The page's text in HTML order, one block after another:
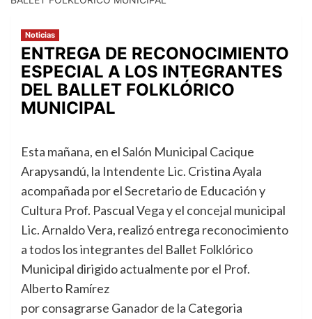
Noticias
ENTREGA DE RECONOCIMIENTO
ESPECIAL A LOS INTEGRANTES
DEL BALLET FOLKLÓRICO
MUNICIPAL
Esta mañana, en el Salón Municipal Cacique
Arapysandú, la Intendente Lic. Cristina Ayala
acompañada por el Secretario de Educación y
Cultura Prof. Pascual Vega y el concejal municipal
Lic. Arnaldo Vera, realizó entrega reconocimiento
a todos los integrantes del Ballet Folklórico
Municipal dirigido actualmente por el Prof.
Alberto Ramírez
por consagrarse Ganador de la Categoria